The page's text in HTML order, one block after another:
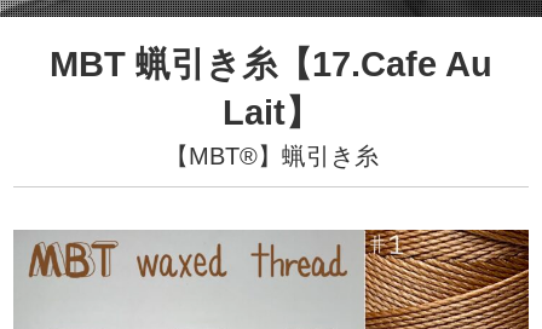
MBT 蝋引き糸【17.Cafe Au
Lait】
【MBT®︎】蝋引き糸